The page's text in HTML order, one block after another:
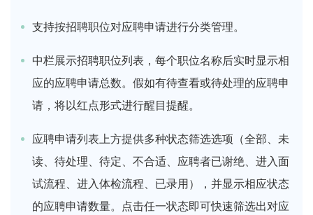
支持按招聘职位对应聘申请进行分类管理。
中栏展示招聘职位列表，每个职位名称后实时显示相
应的应聘申请总数。假如有待查看或待处理的应聘申
请，将以红点形式进行醒目提醒。
应聘申请列表上方提供多种状态筛选选项（全部、未
读、待处理、待定、不合适、应聘者已谢绝、进入面
试流程、进入体检流程、已录用），并显示相应状态
的应聘申请数量。点击任一状态即可快速筛选出对应